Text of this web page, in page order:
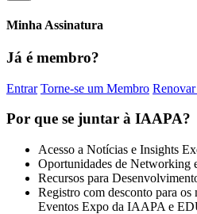
Minha Assinatura
Já é membro?
Entrar Torne-se um Membro
Por que se juntar à IAAPA?
Acesso a Notícias e Insights
Oportunidades de Networking
Recursos para
Registro com desconto para os
Eventos Expo da IAAPA e